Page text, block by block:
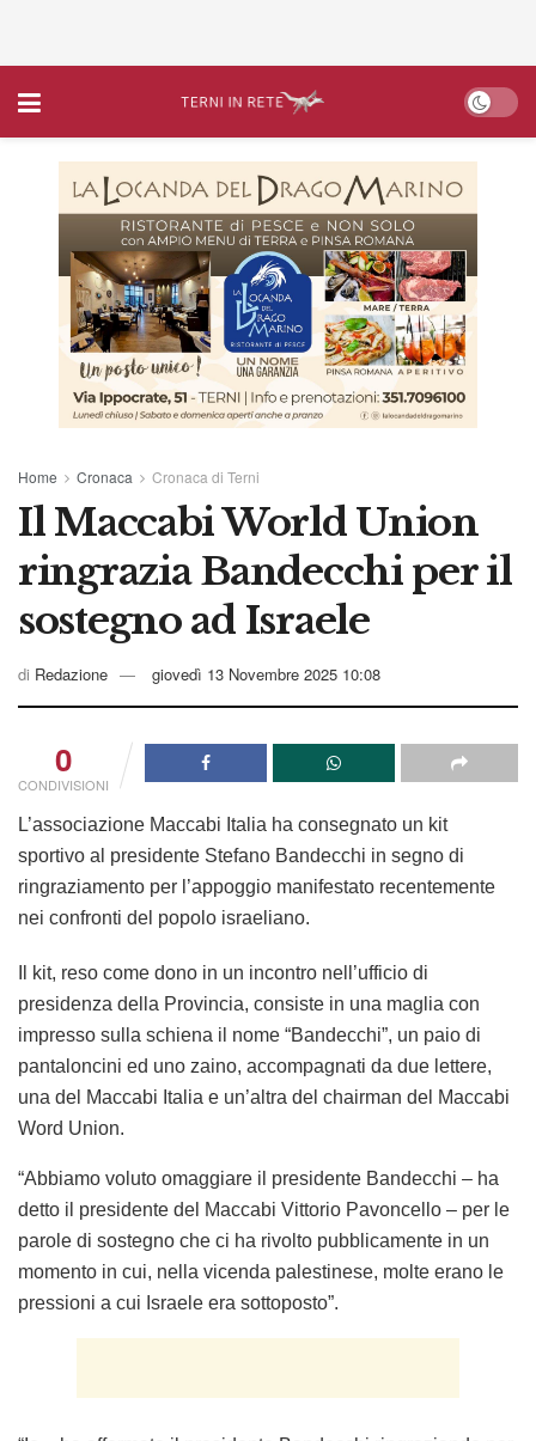
Home Cronaca Cronaca di Terni
Il Maccabi World Union
ringrazia Bandecchi per il
sostegno ad Israele
di Redazione giovedì 13 Novembre 2025 10:08
0
CONDIVISIONI
L’associazione Maccabi Italia ha consegnato un kit
sportivo al presidente Stefano Bandecchi in segno di
ringraziamento per l’appoggio manifestato recentemente
nei confronti del popolo israeliano.
Il kit, reso come dono in un incontro nell’ufficio di
presidenza della Provincia, consiste in una maglia con
impresso sulla schiena il nome “Bandecchi”, un paio di
pantaloncini ed uno zaino, accompagnati da due lettere,
una del Maccabi Italia e un’altra del chairman del Maccabi
Word Union.
“Abbiamo voluto omaggiare il presidente Bandecchi – ha
detto il presidente del Maccabi Vittorio Pavoncello – per le
parole di sostegno che ci ha rivolto pubblicamente in un
momento in cui, nella vicenda palestinese, molte erano le
pressioni a cui Israele era sottoposto”.